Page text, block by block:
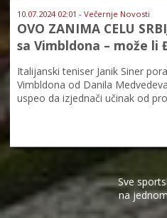
10.07.2024 02:01 - Večernje Novosti
OVO ZANIMA CELU
sa Vimbldona – može li
Italijanski teniser Janik Siner
Vimbldona od Danila
uspeo da izjednači učinak od
Sve
na